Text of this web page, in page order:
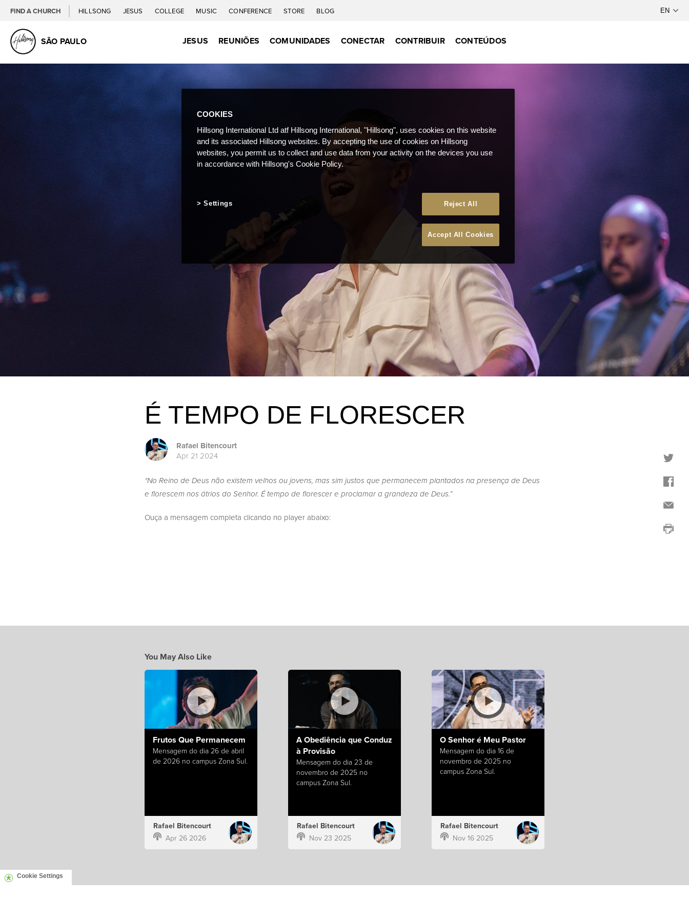
FIND A CHURCH HILLSONG JESUS COLLEGE MUSIC CONFERENCE STORE BLOG
SÃO PAULO JESUS REUNIÕES COMUNIDADES CONECTAR CONTRIBUIR CONTEÚDOS
É TEMPO DE FLORESCER
Rafael Bitencourt
Apr 21 2024
“No Reino de Deus não existem velhos ou jovens, mas sim justos que permanecem plantados na presença de Deus
e florescem nos átrios do Senhor. É tempo de florescer e proclamar a grandeza de Deus.”
Ouça a mensagem completa clicando no player abaixo:
You May Also Like
Frutos Que Permanecem
Mensagem do dia 26 de abril
de 2026 no campus Zona Sul.
Rafael Bitencourt
Apr 26 2026
A Obediência que Conduz
à Provisão
Mensagem do dia 23 de
novembro de 2025 no
campus Zona Sul.
Rafael Bitencourt
Nov 23 2025
O Senhor é Meu Pastor
Mensagem do dia 16 de
novembro de 2025 no
campus Zona Sul.
Rafael Bitencourt
Nov 16 2025
Cookie Settings
COOKIES
Hillsong International Ltd atf Hillsong International, "Hillsong", uses cookies on this website
and its associated Hillsong websites. By accepting the use of cookies on Hillsong
websites, you permit us to collect and use data from your activity on the devices you use
in accordance with Hillsong's Cookie Policy.
Reject All
Accept All Cookies
Settings